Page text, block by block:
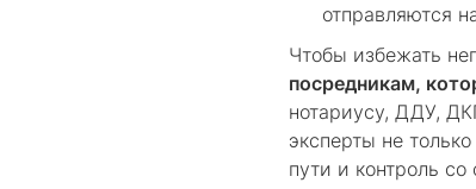
отправляются
Чтобы избежать
посредникам,
нотариусу, ДДУ,
эксперты не
пути и контроль